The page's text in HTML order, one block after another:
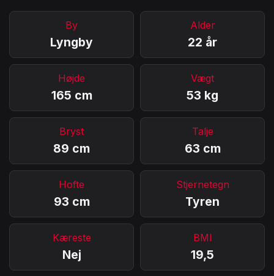
By
Lyngby
Alder
22 år
Højde
165 cm
Vægt
53 kg
Bryst
89 cm
Talje
63 cm
Hofte
93 cm
Stjernetegn
Tyren
Kæreste
Nej
BMI
19,5